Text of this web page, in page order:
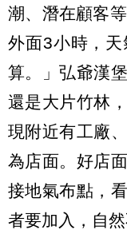
潮、潛在顧客
外面3小時，
算。」弘爺漢
還是大片竹林
現附近有工廠
為店面。好店
接地氣布點，
者要加入，自然